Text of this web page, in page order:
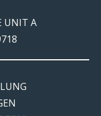
UNIT A